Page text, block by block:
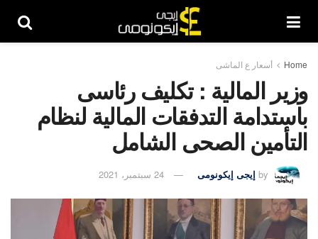
Home أسعار ع الماشى
وزير المالية : تكليف رئاسى
باستدامة التدفقات المالية لنظام
التأمين الصحى الشامل
by إيجى إيكونومى 24 سبتمبر، 2021